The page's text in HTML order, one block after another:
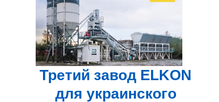
Третий завод ELKON
для украинского